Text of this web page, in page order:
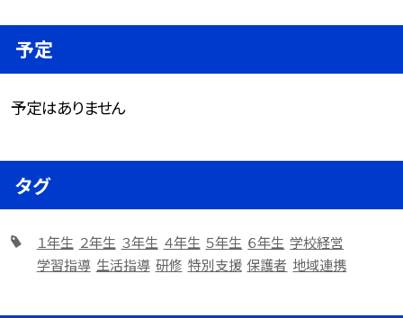
予定
予定はありません
タグ
１年生 ２年生 ３年生 ４年生 ５年生 ６年生 学校経営
学習指導 生活指導 研修 特別支援 保護者 地域連携